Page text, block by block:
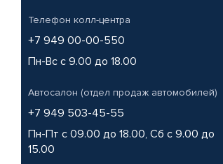
Телефон колл-центра
+7 949 00-00-550
Пн-Вс с 9.00 до 18.00
Автосалон (отдел продаж автомобилей)
+7 949 503-45-55
Пн-Пт с 09.00 до 18.00, Сб с 9.00 до
15.00